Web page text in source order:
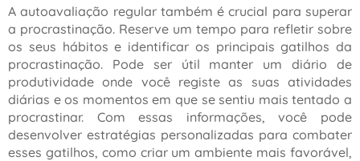
A autoavaliação regular também é crucial para superar
a procrastinação. Reserve um tempo para refletir sobre
os seus hábitos e identificar os principais gatilhos da
procrastinação. Pode ser útil manter um diário de
produtividade onde você registe as suas atividades
diárias e os momentos em que se sentiu mais tentado a
procrastinar. Com essas informações, você pode
desenvolver estratégias personalizadas para combater
esses gatilhos, como criar um ambiente mais favorável,